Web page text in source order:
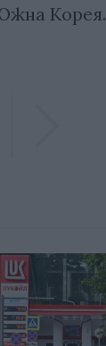
Корея.